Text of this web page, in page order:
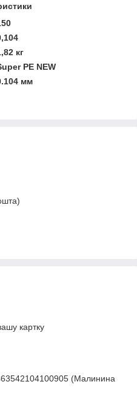
кг
PE NEW
мм
картку
(Малинина